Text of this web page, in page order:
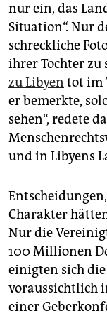
nur ein, das
Situation“. Nur
schreckliche
ihrer Tochter zu
zu Libyen tot im
er bemerkte,
sehen“, redete
und in Libyens
Charakter
Nur die
100 Millionen
einigten sich
voraussichtlich
einer